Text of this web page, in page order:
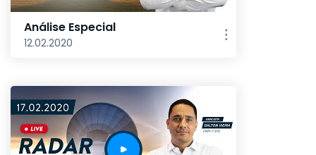
Análise Especial
12.02.2020